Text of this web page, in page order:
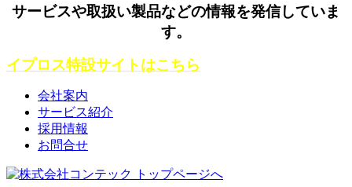
サービスや取扱い製品などの情報を発信していま
す。
イプロス特設サイトはこちら
会社案内
サービス紹介
採用情報
お問合せ